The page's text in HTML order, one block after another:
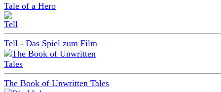
Tale of a Hero
Tell - Das Spiel zum Film
The Book of Unwritten Tales